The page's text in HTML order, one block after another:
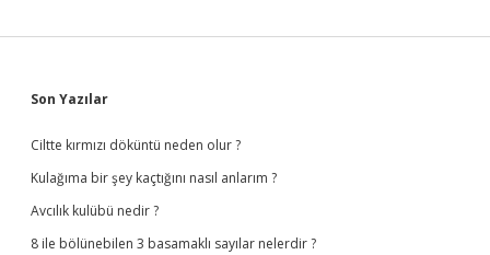
Sidebar
Son Yazılar
Ciltte kırmızı döküntü neden olur ?
Kulağıma bir şey kaçtığını nasıl anlarım ?
Avcılık kulübü nedir ?
8 ile bölünebilen 3 basamaklı sayılar nelerdir ?